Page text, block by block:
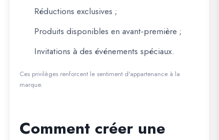
Réductions exclusives ;
Produits disponibles en avant-première ;
Invitations à des événements spéciaux.
Ces privilèges renforcent le sentiment d'appartenance à la
marque.
Comment créer une